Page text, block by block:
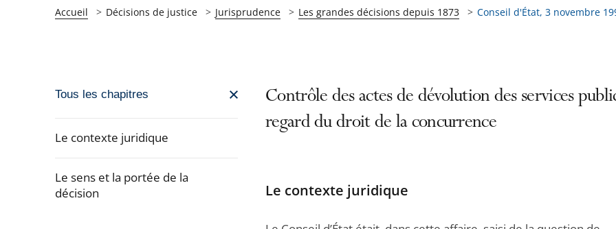
Accueil Décisions de justice Jurisprudence Les grandes décisions depuis 1873 Conseil d'État, 3 novembre
Passer
navigation
l'article
pour
Tous les chapitres
Le contexte juridique
Le sens et la portée de la
décision
Contrôle des actes de dévolution des services
regard du droit de la concurrence
Le contexte juridique